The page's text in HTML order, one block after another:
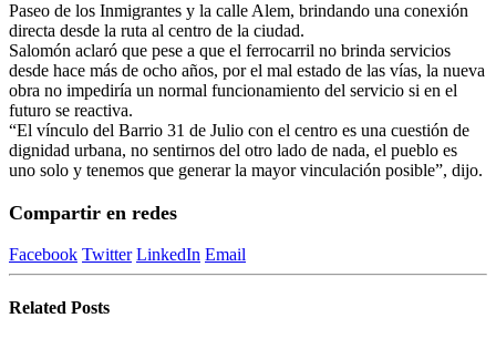
Paseo de los Inmigrantes y la calle Alem, brindando una conexión
directa desde la ruta al centro de la ciudad.
Salomón aclaró que pese a que el ferrocarril no brinda servicios
desde hace más de ocho años, por el mal estado de las vías, la nueva
obra no impediría un normal funcionamiento del servicio si en el
futuro se reactiva.
“El vínculo del Barrio 31 de Julio con el centro es una cuestión de
dignidad urbana, no sentirnos del otro lado de nada, el pueblo es
uno solo y tenemos que generar la mayor vinculación posible”, dijo.
Compartir en redes
Facebook Twitter LinkedIn Email
Related Posts